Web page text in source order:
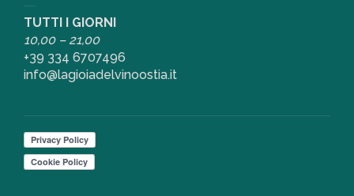
TUTTI I GIORNI
10,00 – 21,00
+39 334 6707496
info@lagioiadelvinoostia.it